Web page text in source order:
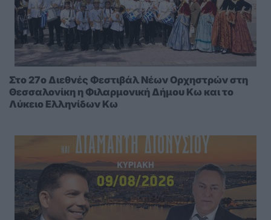
Στο 27ο Διεθνές Φεστιβάλ Νέων Ορχηστρών στη
Θεσσαλονίκη η Φιλαρμονική Δήμου Κω και το
Λύκειο Ελληνίδων Κω